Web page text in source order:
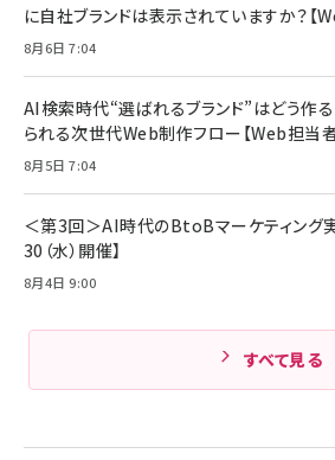
￥1,980
Amazonランキングを
ケーブル Anker絡まない
ド付き USB PD対応 シリ
17 / 16 / 15 / Galaxy
Pro/Air 各種対応 (1.8m ミ
￥1,890
サッポロ 生ビール 黒ラ
ル ケース買い【6/30応募
￥4,857
に自社ブランドは表示されていますか？【
8月6日 7:04
AI検索時代“選ばれるブランド”はどう作
られる次世代Web制作フロー【Web担当
8月5日 7:04
＜第3回＞AI時代のBtoBマーケティング実
30（水）開催】
8月4日 9:00
すべて見る